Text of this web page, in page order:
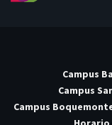
Campus
Campus
Campus